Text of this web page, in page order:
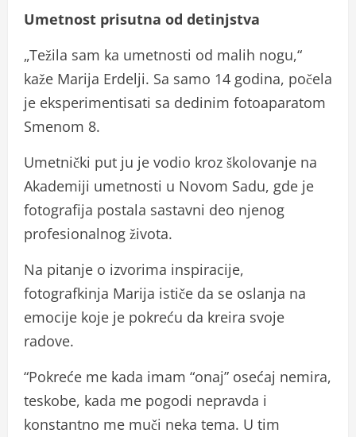
Umetnost prisutna od detinjstva
„Težila sam ka umetnosti od malih nogu,“
kaže Marija Erdelji. Sa samo 14 godina, počela
je eksperimentisati sa dedinim fotoaparatom
Smenom 8.
Umetnički put ju je vodio kroz školovanje na
Akademiji umetnosti u Novom Sadu, gde je
fotografija postala sastavni deo njenog
profesionalnog života.
Na pitanje o izvorima inspiracije,
fotografkinja Marija ističe da se oslanja na
emocije koje je pokreću da kreira svoje
radove.
“Pokreće me kada imam “onaj” osećaj nemira,
teskobe, kada me pogodi nepravda i
konstantno me muči neka tema. U tim